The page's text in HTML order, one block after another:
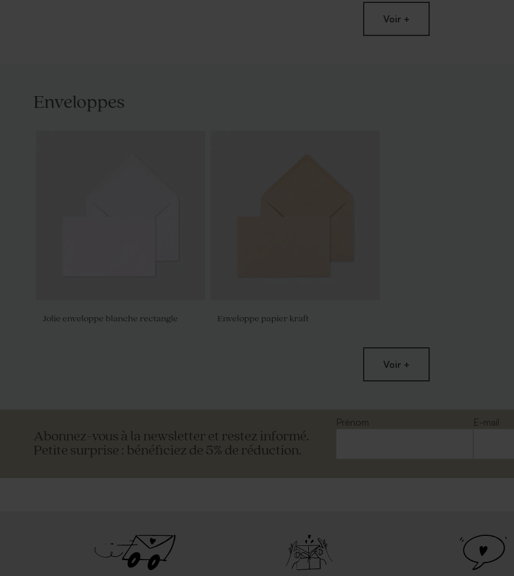
Voir +
Enveloppes
Jolie enveloppe blanche rectangle Enveloppe papier kraft
Enveloppe bleue ciel rectangulaire Enveloppe rectangulaire argent
Voir +
Abonnez-vous à la newsletter et restez informé.
Petite surprise : bénéficiez de 5% de réduction.
Prénom
E-mail